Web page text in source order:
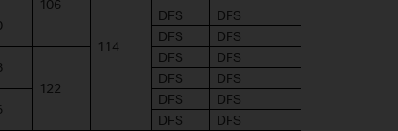
106
114
DFS
DFS
DFS
DFS
122
DFS
DFS
DFS
DFS
DFS
DFS
DFS
DFS